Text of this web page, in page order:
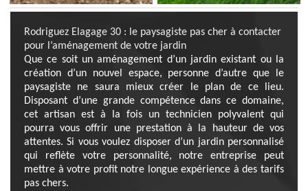
Rodriguez Elagage 30 : le paysagiste pas cher à contacter
pour l’aménagement de votre jardin
Que ce soit un aménagement d’un jardin existant ou la
création d’un nouvel espace, personne d’autre que le
paysagiste ne saura mieux créer le plan de ce lieu.
Disposant d’une grande compétence dans ce domaine,
cet artisan est à la fois un technicien polyvalent qui
pourra vous offrir une prestation à la hauteur de vos
attentes. Si vous voulez disposer d’un jardin personnalisé
qui reflète votre personnalité, notre entreprise peut
mettre à votre profit notre longue expérience à des tarifs
pas chers.